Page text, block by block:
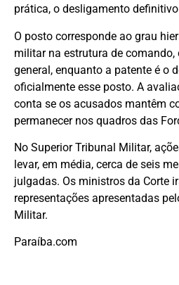
prática, o desligamento
O posto corresponde ao grau
militar na estrutura de
general, enquanto a patente é o
oficialmente esse posto. A
conta se os acusados mantêm
permanecer nos quadros das
No Superior Tribunal Militar,
levar, em média, cerca de seis
julgadas. Os ministros da Corte
representações apresentadas
Militar.
Paraíba.com